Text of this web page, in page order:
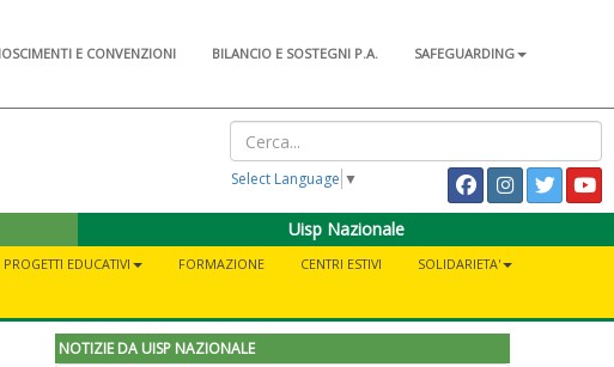
E CONVENZIONI BILANCIO E SOSTEGNI P.A.
SAFEGUARDING
Select Language ▼
Uisp Nazionale
PROGETTI EDUCATIVI FORMAZIONE CENTRI ESTIVI
SOLIDARIETA'
NOTIZIE DA UISP NAZIONALE